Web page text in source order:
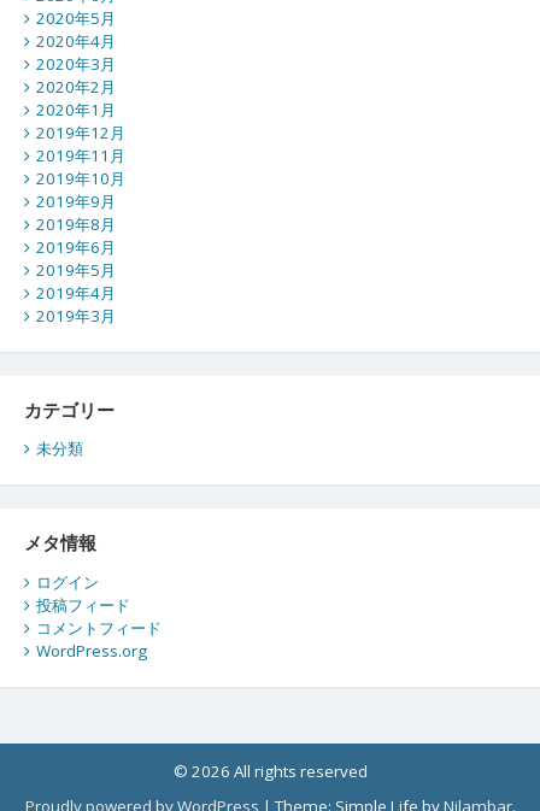
2020年5月
2020年4月
2020年3月
2020年2月
2020年1月
2019年12月
2019年11月
2019年10月
2019年9月
2019年8月
2019年6月
2019年5月
2019年4月
2019年3月
カテゴリー
未分類
メタ情報
ログイン
投稿フィード
コメントフィード
WordPress.org
© 2026 All rights reserved
Proudly powered by WordPress |Theme: Simple Life byNilambar.